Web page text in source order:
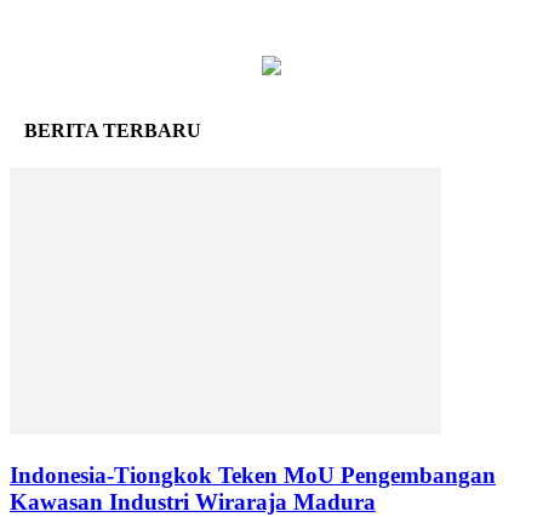
BERITA TERBARU
Indonesia-Tiongkok Teken MoU Pengembangan
Kawasan Industri Wiraraja Madura